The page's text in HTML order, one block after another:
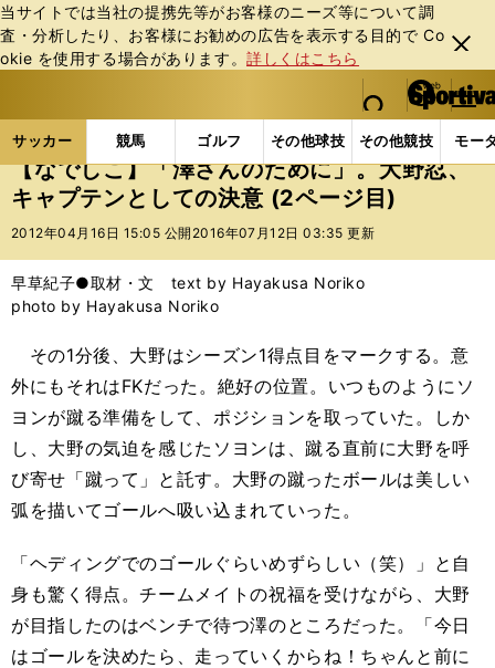
当サイトでは当社の提携先等がお客様のニーズ等について調
査・分析したり、お客様にお勧めの広告を表⽰する⽬的で Co
okie を使⽤する場合があります。詳しくはこちら
閉じ
る
web Sportiva (webスポルティーバ)
検索
マイペ
ー
ジ
メニュ
サッカー 競馬 ゴルフ その他球技 その他競技 モー
ス
ポ
ル
バ
サッカーの記事一覧 サッカー代表 なでしこジャパ
【なでしこ】「澤さんのために」。大野忍、
キャプテンとしての決意 (2ページ目)
2012年04月16日 15:05 公開 2016年07月12日 03:35 更新
早草紀子●取材・文 text by Hayakusa Noriko
photo by Hayakusa Noriko
その1分後、大野はシーズン1得点目をマークする。意
外にもそれはFKだった。絶好の位置。いつものようにソ
ヨンが蹴る準備をして、ポジションを取っていた。しか
し、大野の気迫を感じたソヨンは、蹴る直前に大野を呼
び寄せ「蹴って」と託す。大野の蹴ったボールは美しい
弧を描いてゴールへ吸い込まれていった。
「ヘディングでのゴールぐらいめずらしい（笑）」と自
身も驚く得点。チームメイトの祝福を受けながら、大野
が目指したのはベンチで待つ澤のところだった。「今日
はゴールを決めたら、走っていくからね！ちゃんと前に